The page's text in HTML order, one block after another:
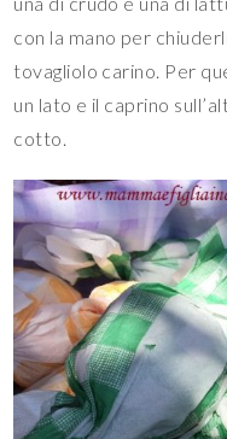
con la mano per
tovagliolo carino. Per
un lato e il caprino
cotto.